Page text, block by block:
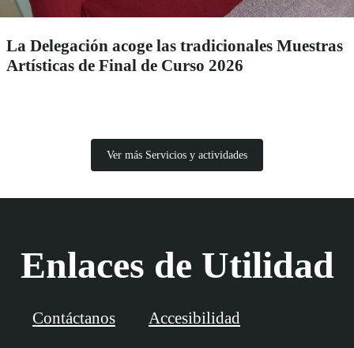
La Delegación acoge las tradicionales Muestras
Artísticas de Final de Curso 2026
Ver más Servicios y actividades
Enlaces de Utilidad
Contáctanos Accesibilidad